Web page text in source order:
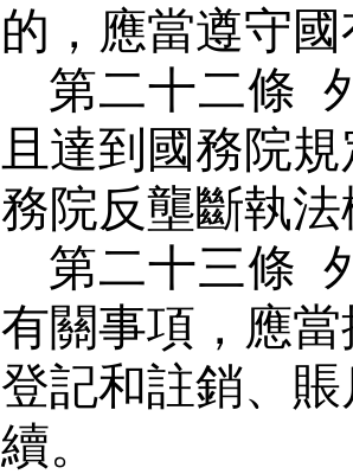
的，應當遵守
第二十二條
且達到國務院
務院反壟斷執
第二十三條
有關事項，應
登記和註銷、
續。